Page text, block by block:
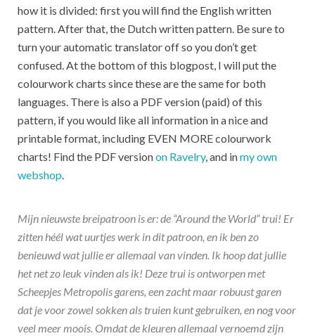
how it is divided: first you will find the English written
pattern. After that, the Dutch written pattern. Be sure to
turn your automatic translator off so you don’t get
confused. At the bottom of this blogpost, I will put the
colourwork charts since these are the same for both
languages. There is also a PDF version (paid) of this
pattern, if you would like all information in a nice and
printable format, including EVEN MORE colourwork
charts! Find the PDF versionon Ravelry, and inmy own
webshop.
Mijn nieuwste breipatroon is er: de “Around the World” trui! Er
zitten héél wat uurtjes werk in dit patroon, en ik ben zo
benieuwd wat jullie er allemaal van vinden. Ik hoop dat jullie
het net zo leuk vinden als ik! Deze trui is ontworpen met
Scheepjes Metropolis garens, een zacht maar robuust garen
dat je voor zowel sokken als truien kunt gebruiken, en nog voor
veel meer moois. Omdat de kleuren allemaal vernoemd zijn